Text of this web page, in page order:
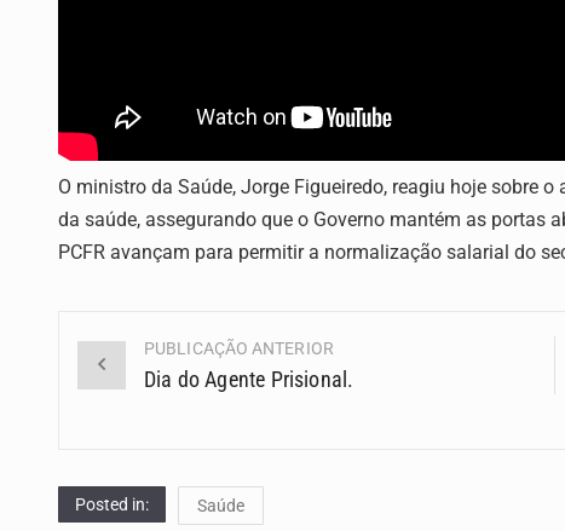
O ministro da Saúde, Jorge Figueiredo, reagiu hoje sobre
da saúde, assegurando que o Governo mantém as portas
PCFR avançam para permitir a normalização salarial do
Navegação
PUBLICAÇÃO ANTERIOR
Dia do Agente Prisional.
Posted in: Saúde